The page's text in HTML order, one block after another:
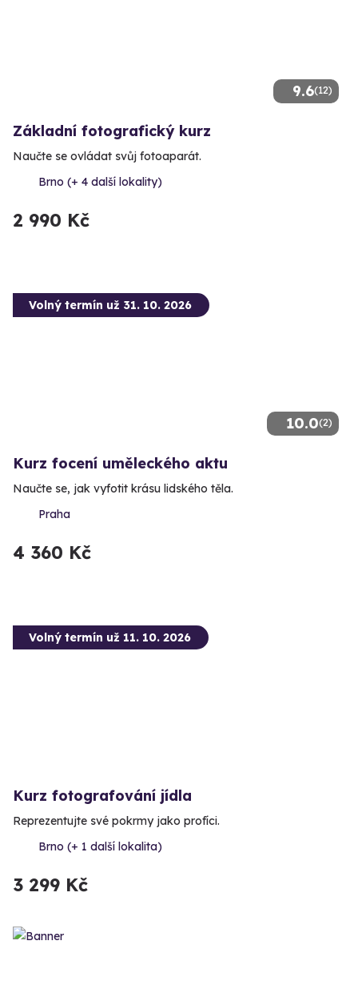
9.6(12)
Základní fotografický kurz
Naučte se ovládat svůj fotoaparát.
Brno (+ 4 další lokality)
2 990 Kč
10.0(2)
Volný termín už 31. 10. 2026
Kurz focení uměleckého aktu
Naučte se, jak vyfotit krásu lidského těla.
Praha
4 360 Kč
Volný termín už 11. 10. 2026
Kurz fotografování jídla
Reprezentujte své pokrmy jako profíci.
Brno (+ 1 další lokalita)
3 299 Kč